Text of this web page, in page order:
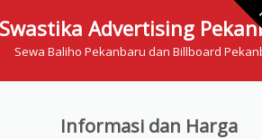
Swastika Advertising
Sewa Baliho Pekanbaru dan Billboard
Informasi dan Harga